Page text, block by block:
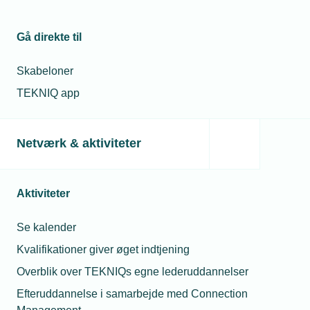
Gå direkte til
Skabeloner
TEKNIQ app
Netværk & aktiviteter
Aktiviteter
Se kalender
Kvalifikationer giver øget indtjening
Overblik over TEKNIQs egne lederuddannelser
Efteruddannelse i samarbejde med Connection
Nyt projekt skal sikre flere piger i
Relaterede nyheder